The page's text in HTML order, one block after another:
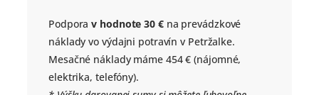
Podpora v hodnote 30 € na prevádzkové
náklady vo výdajni potravín v Petržalke.
Mesačné náklady máme 454 € (nájomné,
elektrika, telefóny).